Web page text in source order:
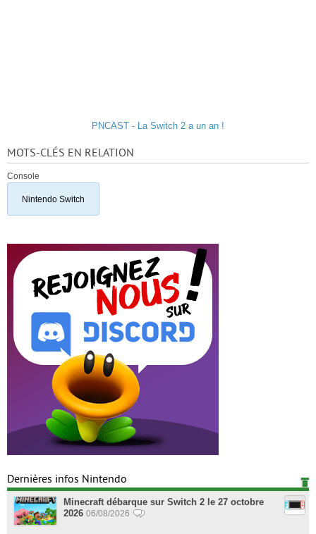
PNCAST - La Switch 2 a un an !
MOTS-CLÉS EN RELATION
Console
Nintendo Switch
Dernières infos Nintendo
Minecraft débarque sur Switch 2 le 27 octobre
2026 06/08/2026